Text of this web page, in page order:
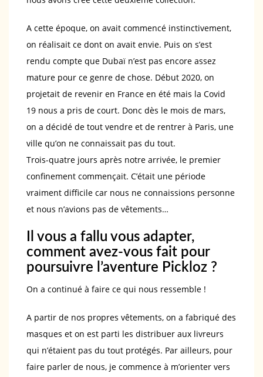
A cette époque, on avait commencé instinctivement,
on réalisait ce dont on avait envie. Puis on s’est
rendu compte que Dubaï n’est pas encore assez
mature pour ce genre de chose. Début 2020, on
projetait de revenir en France en été mais la Covid
19 nous a pris de court. Donc dès le mois de mars,
on a décidé de tout vendre et de rentrer à Paris, une
ville qu’on ne connaissait pas du tout.
Trois-quatre jours après notre arrivée, le premier
confinement commençait. C’était une période
vraiment difficile car nous ne connaissions personne
et nous n’avions pas de vêtements…
Il vous a fallu vous adapter,
comment avez-vous fait pour
poursuivre l’aventure Pickloz ?
On a continué à faire ce qui nous ressemble !
A partir de nos propres vêtements, on a fabriqué des
masques et on est parti les distribuer aux livreurs
qui n’étaient pas du tout protégés. Par ailleurs, pour
faire parler de nous, je commence à m’orienter vers